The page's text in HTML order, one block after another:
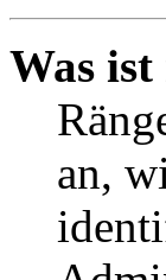
Was
an,